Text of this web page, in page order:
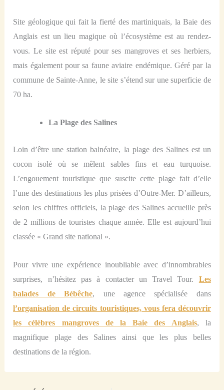
Site géologique qui fait la fierté des martiniquais, la Baie des
Anglais est un lieu magique où l’écosystème est au rendez-
vous. Le site est réputé pour ses mangroves et ses herbiers,
mais également pour sa faune aviaire endémique. Géré par la
commune de Sainte-Anne, le site s’étend sur une superficie de
70 ha.
La Plage des Salines
Loin d’être une station balnéaire, la plage des Salines est un
cocon isolé où se mêlent sables fins et eau turquoise.
L’engouement touristique que suscite cette plage fait d’elle
l’une des destinations les plus prisées d’Outre-Mer. D’ailleurs,
selon les chiffres officiels, la plage des Salines accueille près
de 2 millions de touristes chaque année. Elle est aujourd’hui
classée « Grand site national ».
Pour vivre une expérience inoubliable avec d’innombrables
surprises, n’hésitez pas à contacter un Travel Tour. Les
balades de Bébêche, une agence spécialisée dans
l’organisation de circuits touristiques, vous fera découvrir
les célèbres mangroves de la Baie des Anglais, la
magnifique plage des Salines ainsi que les plus belles
destinations de la région.